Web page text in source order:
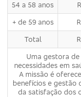
54 a 58 anos
+ de 59 anos
Total
Uma gestora
necessidades em
A missão é
benefícios e gestão
da satisfação dos